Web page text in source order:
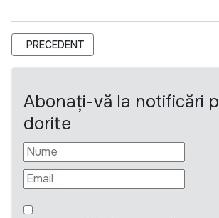
ARTICOL PRECEDENT: ASOCIAȚIA
PRECEDENT
Abonați-vă la notificări
dorite